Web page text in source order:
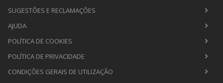
SUGESTÕES E RECLAMAÇÕES
AJUDA
POLÍTICA DE COOKIES
POLÍTICA DE PRIVACIDADE
CONDIÇÕES GERAIS DE UTILIZAÇÃO